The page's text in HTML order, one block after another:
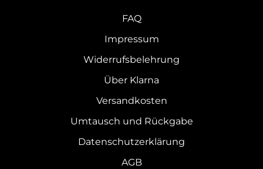
FAQ
Impressum
Widerrufsbelehrung
Über Klarna
Versandkosten
Umtausch und Rückgabe
Datenschutzerklärung
AGB